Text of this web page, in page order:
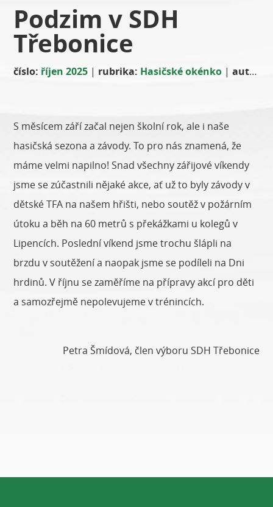
Podzim v SDH
Třebonice
číslo: říjen 2025 | rubrika: Hasičské okénko |autor:
S měsícem září začal nejen školní rok, ale i naše
hasičská sezona a závody. To pro nás znamená, že
máme velmi napilno! Snad všechny zářijové víkendy
jsme se zúčastnili nějaké akce, ať už to byly závody v
dětské TFA na našem hřišti, nebo soutěž v požárním
útoku a běh na 60 metrů s překážkami u kolegů v
Lipencích. Poslední víkend jsme trochu šlápli na
brzdu v soutěžení a naopak jsme se podíleli na Dni
hrdinů. V říjnu se zaměříme na přípravy akcí pro děti
a samozřejmě nepolevujeme v trénincích.
Petra Šmídová, člen výboru SDH Třebonice